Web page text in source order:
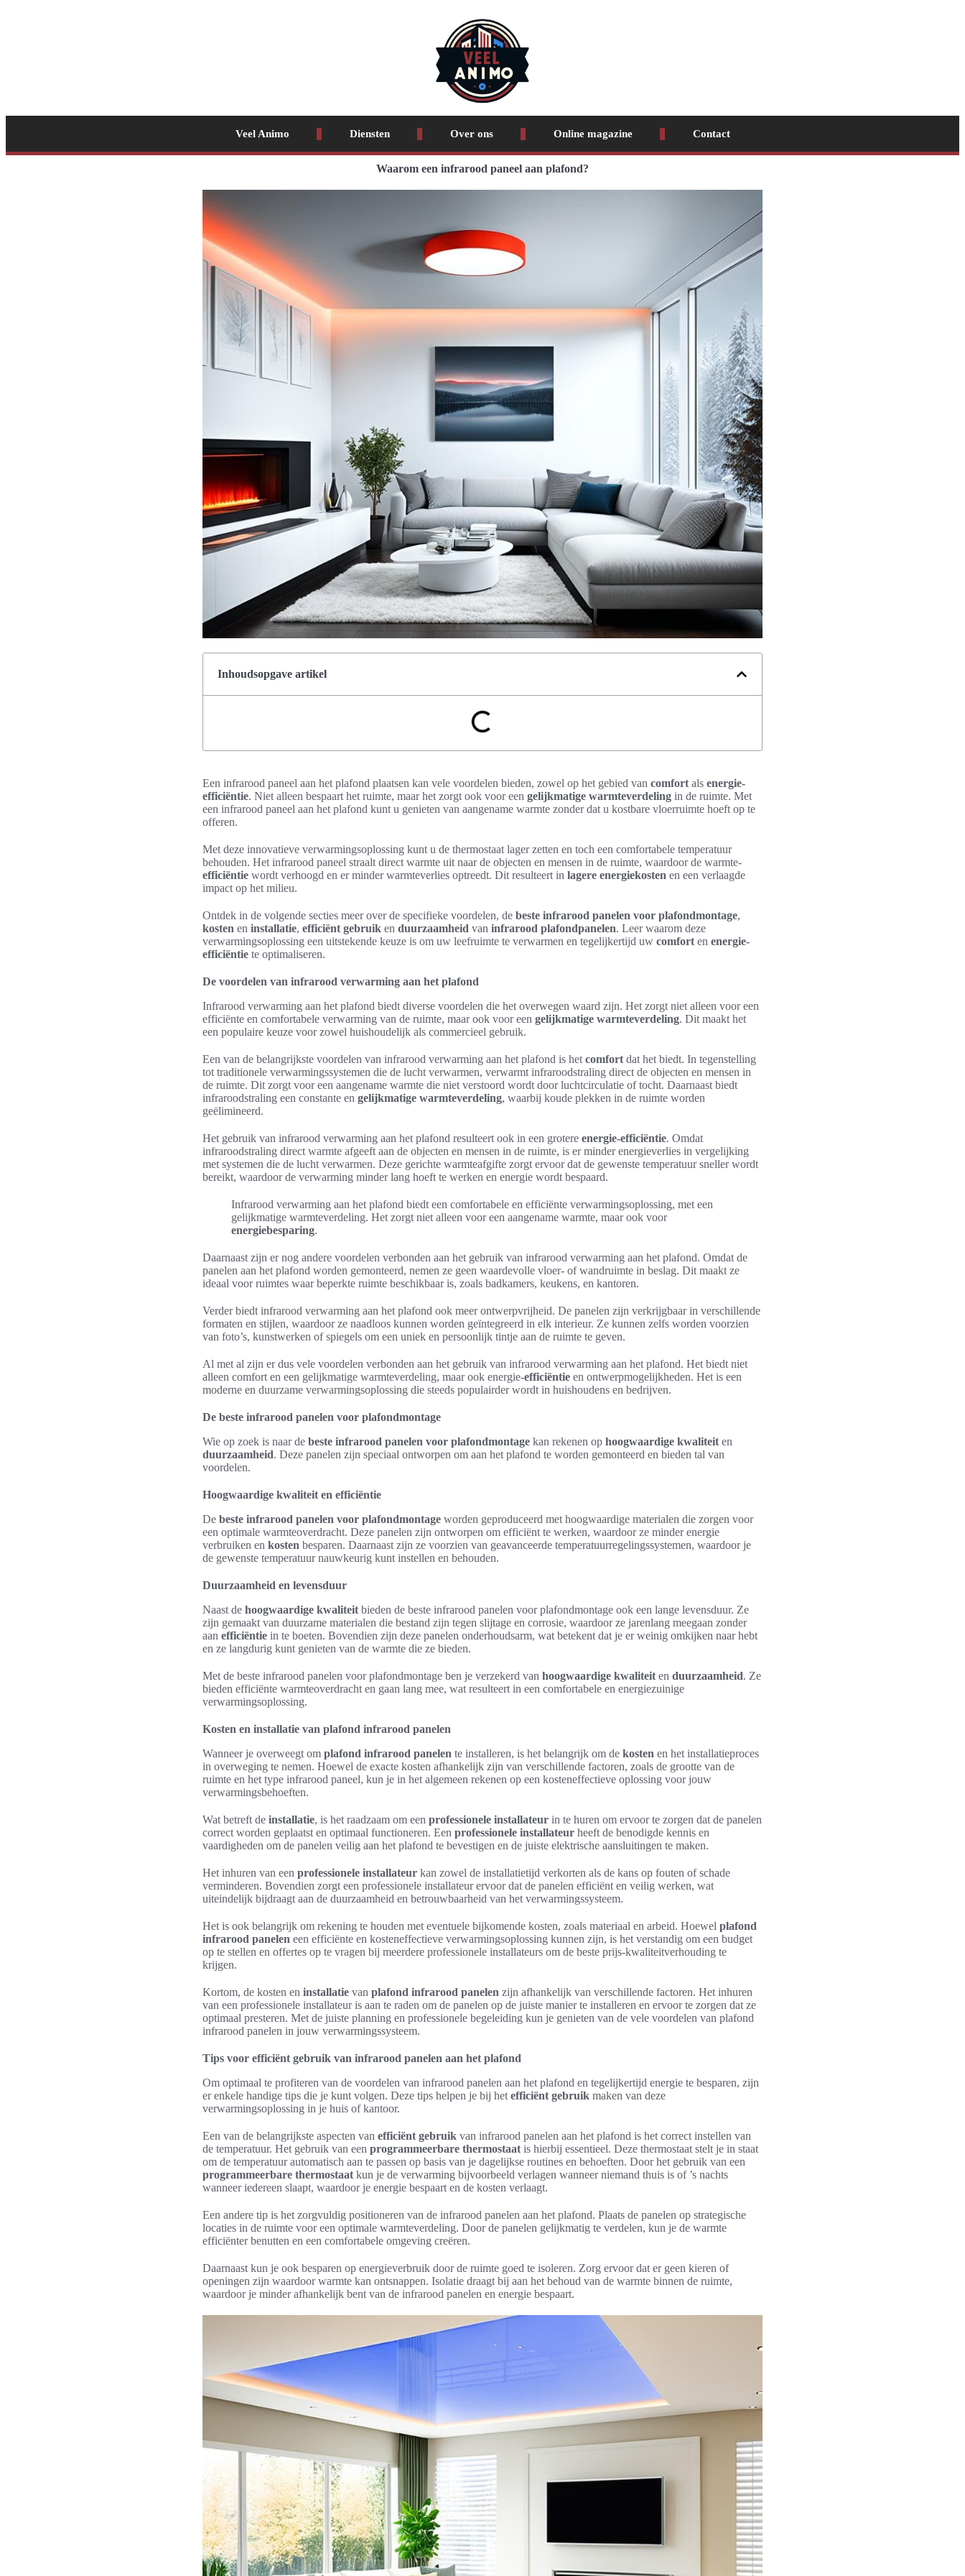
Veel Animo Diensten Over ons Online magazine Contact
Waarom een infrarood paneel aan plafond?
Inhoudsopgave artikel
Een infrarood paneel aan het plafond plaatsen kan vele voordelen bieden, zowel op het gebied van comfort als energie-
efficiëntie. Niet alleen bespaart het ruimte, maar het zorgt ook voor een gelijkmatige warmteverdeling in de ruimte. Met
een infrarood paneel aan het plafond kunt u genieten van aangename warmte zonder dat u kostbare vloerruimte hoeft op te
offeren.
Met deze innovatieve verwarmingsoplossing kunt u de thermostaat lager zetten en toch een comfortabele temperatuur
behouden. Het infrarood paneel straalt direct warmte uit naar de objecten en mensen in de ruimte, waardoor de warmte-
efficiëntie wordt verhoogd en er minder warmteverlies optreedt. Dit resulteert in lagere energiekosten en een verlaagde
impact op het milieu.
Ontdek in de volgende secties meer over de specifieke voordelen, de beste infrarood panelen voor plafondmontage,
kosten en installatie, efficiënt gebruik en duurzaamheid van infrarood plafondpanelen. Leer waarom deze
verwarmingsoplossing een uitstekende keuze is om uw leefruimte te verwarmen en tegelijkertijd uw comfort en energie-
efficiëntie te optimaliseren.
De voordelen van infrarood verwarming aan het plafond
Infrarood verwarming aan het plafond biedt diverse voordelen die het overwegen waard zijn. Het zorgt niet alleen voor een
efficiënte en comfortabele verwarming van de ruimte, maar ook voor een gelijkmatige warmteverdeling. Dit maakt het
een populaire keuze voor zowel huishoudelijk als commercieel gebruik.
Een van de belangrijkste voordelen van infrarood verwarming aan het plafond is het comfort dat het biedt. In tegenstelling
tot traditionele verwarmingssystemen die de lucht verwarmen, verwarmt infraroodstraling direct de objecten en mensen in
de ruimte. Dit zorgt voor een aangename warmte die niet verstoord wordt door luchtcirculatie of tocht. Daarnaast biedt
infraroodstraling een constante en gelijkmatige warmteverdeling, waarbij koude plekken in de ruimte worden
geëlimineerd.
Het gebruik van infrarood verwarming aan het plafond resulteert ook in een grotere energie-efficiëntie. Omdat
infraroodstraling direct warmte afgeeft aan de objecten en mensen in de ruimte, is er minder energieverlies in vergelijking
met systemen die de lucht verwarmen. Deze gerichte warmteafgifte zorgt ervoor dat de gewenste temperatuur sneller wordt
bereikt, waardoor de verwarming minder lang hoeft te werken en energie wordt bespaard.
Infrarood verwarming aan het plafond biedt een comfortabele en efficiënte verwarmingsoplossing, met een
gelijkmatige warmteverdeling. Het zorgt niet alleen voor een aangename warmte, maar ook voor
energiebesparing.
Daarnaast zijn er nog andere voordelen verbonden aan het gebruik van infrarood verwarming aan het plafond. Omdat de
panelen aan het plafond worden gemonteerd, nemen ze geen waardevolle vloer- of wandruimte in beslag. Dit maakt ze
ideaal voor ruimtes waar beperkte ruimte beschikbaar is, zoals badkamers, keukens, en kantoren.
Verder biedt infrarood verwarming aan het plafond ook meer ontwerpvrijheid. De panelen zijn verkrijgbaar in verschillende
formaten en stijlen, waardoor ze naadloos kunnen worden geïntegreerd in elk interieur. Ze kunnen zelfs worden voorzien
van foto’s, kunstwerken of spiegels om een uniek en persoonlijk tintje aan de ruimte te geven.
Al met al zijn er dus vele voordelen verbonden aan het gebruik van infrarood verwarming aan het plafond. Het biedt niet
alleen comfort en een gelijkmatige warmteverdeling, maar ook energie-efficiëntie en ontwerpmogelijkheden. Het is een
moderne en duurzame verwarmingsoplossing die steeds populairder wordt in huishoudens en bedrijven.
De beste infrarood panelen voor plafondmontage
Wie op zoek is naar de beste infrarood panelen voor plafondmontage kan rekenen op hoogwaardige kwaliteit en
duurzaamheid. Deze panelen zijn speciaal ontworpen om aan het plafond te worden gemonteerd en bieden tal van
voordelen.
Hoogwaardige kwaliteit en efficiëntie
De beste infrarood panelen voor plafondmontage worden geproduceerd met hoogwaardige materialen die zorgen voor
een optimale warmteoverdracht. Deze panelen zijn ontworpen om efficiënt te werken, waardoor ze minder energie
verbruiken en kosten besparen. Daarnaast zijn ze voorzien van geavanceerde temperatuurregelingssystemen, waardoor je
de gewenste temperatuur nauwkeurig kunt instellen en behouden.
Duurzaamheid en levensduur
Naast de hoogwaardige kwaliteit bieden de beste infrarood panelen voor plafondmontage ook een lange levensduur. Ze
zijn gemaakt van duurzame materialen die bestand zijn tegen slijtage en corrosie, waardoor ze jarenlang meegaan zonder
aan efficiëntie in te boeten. Bovendien zijn deze panelen onderhoudsarm, wat betekent dat je er weinig omkijken naar hebt
en ze langdurig kunt genieten van de warmte die ze bieden.
Met de beste infrarood panelen voor plafondmontage ben je verzekerd van hoogwaardige kwaliteit en duurzaamheid. Ze
bieden efficiënte warmteoverdracht en gaan lang mee, wat resulteert in een comfortabele en energiezuinige
verwarmingsoplossing.
Kosten en installatie van plafond infrarood panelen
Wanneer je overweegt om plafond infrarood panelen te installeren, is het belangrijk om de kosten en het installatieproces
in overweging te nemen. Hoewel de exacte kosten afhankelijk zijn van verschillende factoren, zoals de grootte van de
ruimte en het type infrarood paneel, kun je in het algemeen rekenen op een kosteneffectieve oplossing voor jouw
verwarmingsbehoeften.
Wat betreft de installatie, is het raadzaam om een professionele installateur in te huren om ervoor te zorgen dat de panelen
correct worden geplaatst en optimaal functioneren. Een professionele installateur heeft de benodigde kennis en
vaardigheden om de panelen veilig aan het plafond te bevestigen en de juiste elektrische aansluitingen te maken.
Het inhuren van een professionele installateur kan zowel de installatietijd verkorten als de kans op fouten of schade
verminderen. Bovendien zorgt een professionele installateur ervoor dat de panelen efficiënt en veilig werken, wat
uiteindelijk bijdraagt aan de duurzaamheid en betrouwbaarheid van het verwarmingssysteem.
Het is ook belangrijk om rekening te houden met eventuele bijkomende kosten, zoals materiaal en arbeid. Hoewel plafond
infrarood panelen een efficiënte en kosteneffectieve verwarmingsoplossing kunnen zijn, is het verstandig om een budget
op te stellen en offertes op te vragen bij meerdere professionele installateurs om de beste prijs-kwaliteitverhouding te
krijgen.
Kortom, de kosten en installatie van plafond infrarood panelen zijn afhankelijk van verschillende factoren. Het inhuren
van een professionele installateur is aan te raden om de panelen op de juiste manier te installeren en ervoor te zorgen dat ze
optimaal presteren. Met de juiste planning en professionele begeleiding kun je genieten van de vele voordelen van plafond
infrarood panelen in jouw verwarmingssysteem.
Tips voor efficiënt gebruik van infrarood panelen aan het plafond
Om optimaal te profiteren van de voordelen van infrarood panelen aan het plafond en tegelijkertijd energie te besparen, zijn
er enkele handige tips die je kunt volgen. Deze tips helpen je bij het efficiënt gebruik maken van deze
verwarmingsoplossing in je huis of kantoor.
Een van de belangrijkste aspecten van efficiënt gebruik van infrarood panelen aan het plafond is het correct instellen van
de temperatuur. Het gebruik van een programmeerbare thermostaat is hierbij essentieel. Deze thermostaat stelt je in staat
om de temperatuur automatisch aan te passen op basis van je dagelijkse routines en behoeften. Door het gebruik van een
programmeerbare thermostaat kun je de verwarming bijvoorbeeld verlagen wanneer niemand thuis is of ’s nachts
wanneer iedereen slaapt, waardoor je energie bespaart en de kosten verlaagt.
Een andere tip is het zorgvuldig positioneren van de infrarood panelen aan het plafond. Plaats de panelen op strategische
locaties in de ruimte voor een optimale warmteverdeling. Door de panelen gelijkmatig te verdelen, kun je de warmte
efficiënter benutten en een comfortabele omgeving creëren.
Daarnaast kun je ook besparen op energieverbruik door de ruimte goed te isoleren. Zorg ervoor dat er geen kieren of
openingen zijn waardoor warmte kan ontsnappen. Isolatie draagt bij aan het behoud van de warmte binnen de ruimte,
waardoor je minder afhankelijk bent van de infrarood panelen en energie bespaart.